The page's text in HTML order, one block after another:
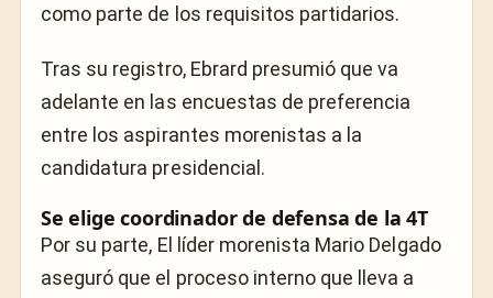
como parte de los requisitos partidarios.
Tras su registro, Ebrard presumió que va
adelante en las encuestas de preferencia
entre los aspirantes morenistas a la
candidatura presidencial.
Se elige coordinador de defensa de la 4T
Por su parte, El líder morenista Mario Delgado
aseguró que el proceso interno que lleva a